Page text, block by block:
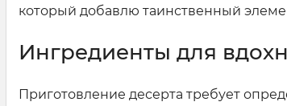
который добавлю таинственный
Ингредиенты для
Приготовление десерта требует